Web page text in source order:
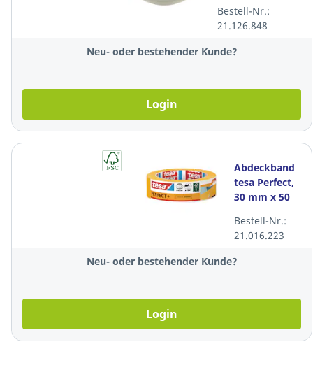
Packung à 6
Stück
Bestell-Nr.:
21.126.848
Neu- oder bestehender Kunde?
Login
Abdeckband
tesa Perfect,
30 mm x 50
Bestell-Nr.:
21.016.223
Neu- oder bestehender Kunde?
Login